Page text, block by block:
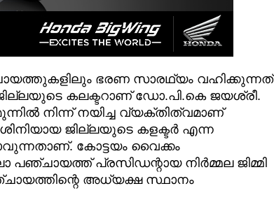
ഭരണ സാരഥ്യം വഹിക്കുന്നത്
കലക്ടറാണ് ഡോ.പി.കെ ജയശ്രീ.
നിന്ന് നയിച്ച വ്യക്തിത്വമാണ്
ജില്ലയുടെ കളക്ടർ എന്ന
കോട്ടയം വൈക്കം
പ്രസിഡന്റായ നിർമ്മല ജിമ്മി
അധ്യക്ഷ സ്ഥാനം